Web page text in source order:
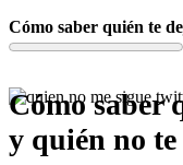
Cómo saber quién te
Cómo saber
y quién no te